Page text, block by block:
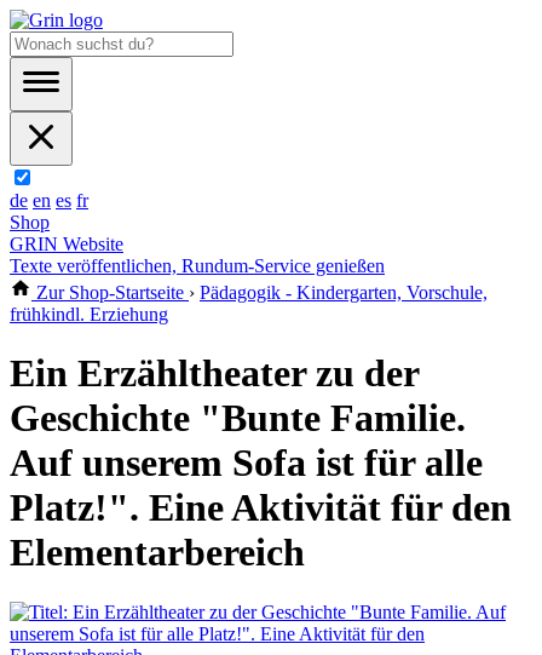
de en es fr
Shop
GRIN Website
Texte veröffentlichen, Rundum-Service genießen
Zur Shop-Startseite › Pädagogik - Kindergarten, Vorschule,
frühkindl. Erziehung
Ein Erzähltheater zu der
Geschichte "Bunte Familie.
Auf unserem Sofa ist für alle
Platz!". Eine Aktivität für den
Elementarbereich